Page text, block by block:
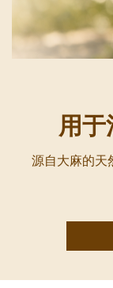
用于
源自大麻的天